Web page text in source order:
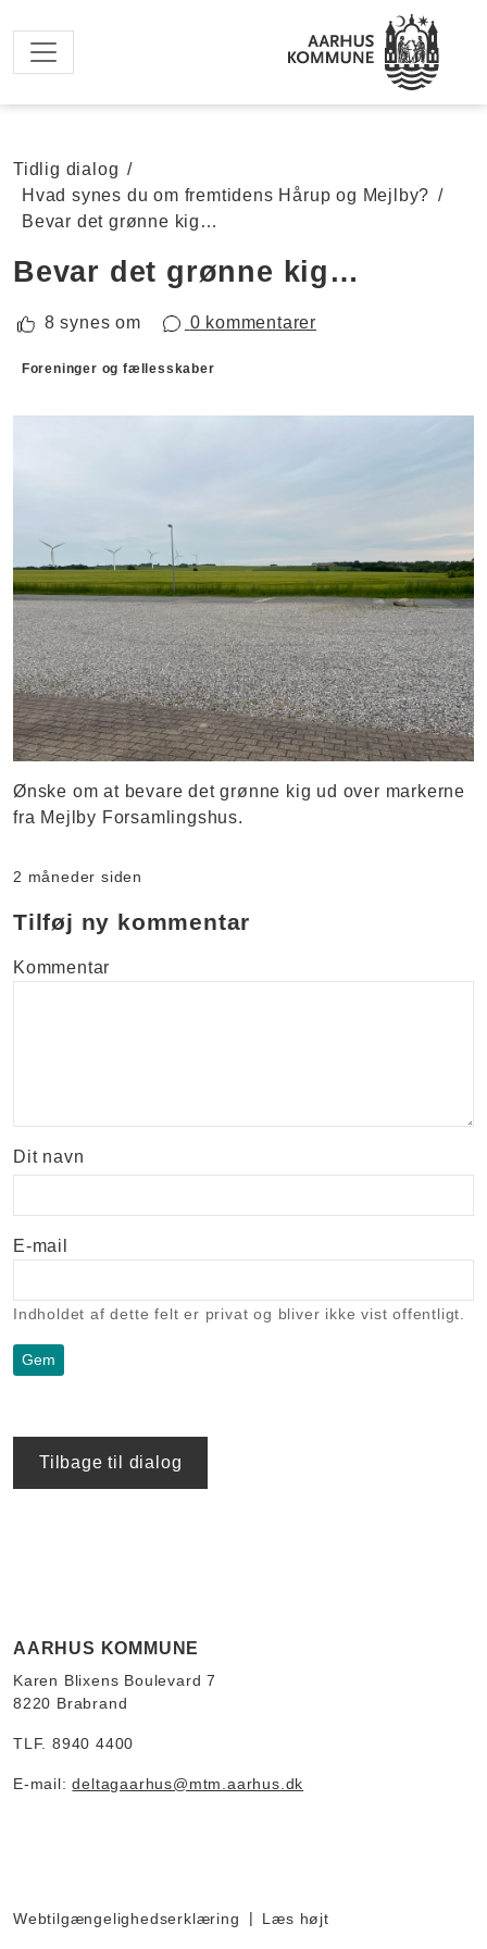
Tidlig dialog /
Hvad synes du om fremtidens Hårup og Mejlby? /
Bevar det grønne kig…
Bevar det grønne kig…
8 synes om 0 kommentarer
Forslagskategorier
Foreninger og fællesskaber
Ønske om at bevare det grønne kig ud over markerne
fra Mejlby Forsamlingshus.
2 måneder siden
Tilføj ny kommentar
Kommentar
Dit navn
E-mail
Indholdet af dette felt er privat og bliver ikke vist offentligt.
Tilbage til dialog
AARHUS KOMMUNE
Karen Blixens Boulevard 7
8220 Brabrand
TLF. 8940 4400
E-mail:deltagaarhus@mtm.aarhus.dk
Webtilgængelighedserklæring Læs højt